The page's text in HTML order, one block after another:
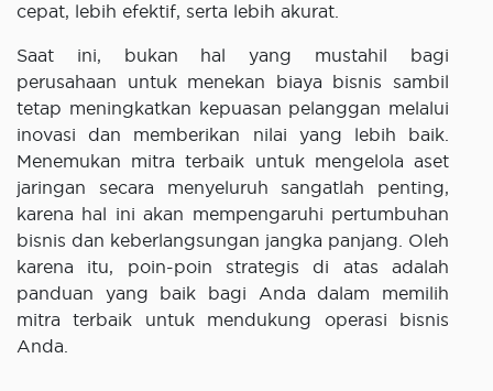
cepat, lebih efektif, serta lebih akurat.
Saat ini, bukan hal yang mustahil bagi
perusahaan untuk menekan biaya bisnis sambil
tetap meningkatkan kepuasan pelanggan melalui
inovasi dan memberikan nilai yang lebih baik.
Menemukan mitra terbaik untuk mengelola aset
jaringan secara menyeluruh sangatlah penting,
karena hal ini akan mempengaruhi pertumbuhan
bisnis dan keberlangsungan jangka panjang. Oleh
karena itu, poin-poin strategis di atas adalah
panduan yang baik bagi Anda dalam memilih
mitra terbaik untuk mendukung operasi bisnis
Anda.